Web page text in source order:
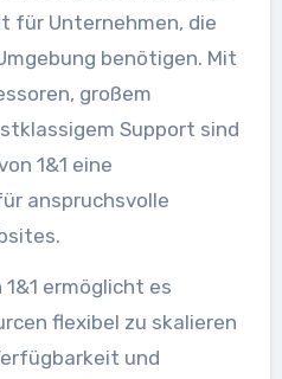
für Unternehmen, die
benötigen. Mit
großem
Support sind
1&1 eine
anspruchsvolle
ermöglicht es
flexibel zu skalieren
und